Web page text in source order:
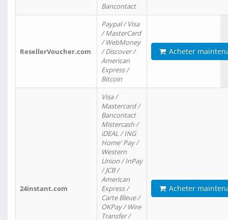
Bancontact
ResellerVoucher.com
Paypal / Visa
/ MasterCard
/ WebMoney
/ Discover /
American
Express /
Bitcoin
Acheter
24instant.com
Visa /
Mastercard /
Bancontact
Mistercash /
iDEAL / ING
Home' Pay /
Western
Union / InPay
/ JCB /
American
Express /
Carte Bleue /
OKPay / Wire
Transfer /
Acheter